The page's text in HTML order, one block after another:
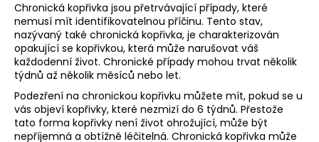
Chronická kopřivka jsou přetrvávající případy, které
nemusí mít identifikovatelnou příčinu. Tento stav,
nazývaný také chronická kopřivka, je charakterizován
opakující se kopřivkou, která může narušovat váš
každodenní život. Chronické případy mohou trvat několik
týdnů až několik měsíců nebo let.
Podezření na chronickou kopřivku můžete mít, pokud se u
vás objeví kopřivky, které nezmizí do 6 týdnů. Přestože
tato forma kopřivky není život ohrožující, může být
nepříjemná a obtížně léčitelná. Chronická kopřivka může